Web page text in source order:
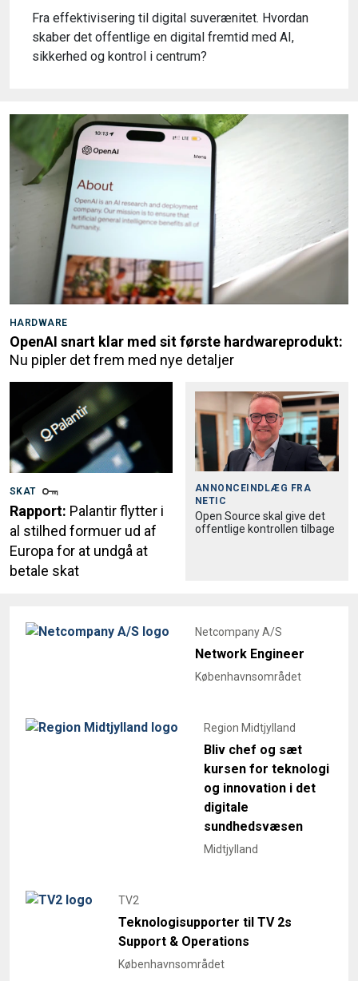
Fra effektivisering til digital suverænitet. Hvordan
skaber det offentlige en digital fremtid med AI,
sikkerhed og kontrol i centrum?
HARDWARE
OpenAI snart klar med sit første hardwareprodukt:
Nu pipler det frem med nye detaljer
SKAT
Rapport: Palantir flytter i
al stilhed formuer ud af
Europa for at undgå at
betale skat
ANNONCEINDLÆG FRA
NETIC
Open Source skal give det
offentlige kontrollen tilbage
Netcompany A/S
Network Engineer
Københavnsområdet
Region Midtjylland
Bliv chef og sæt
kursen for teknologi
og innovation i det
digitale
sundhedsvæsen
Midtjylland
TV2
Teknologisupporter til TV 2s
Support & Operations
Københavnsområdet